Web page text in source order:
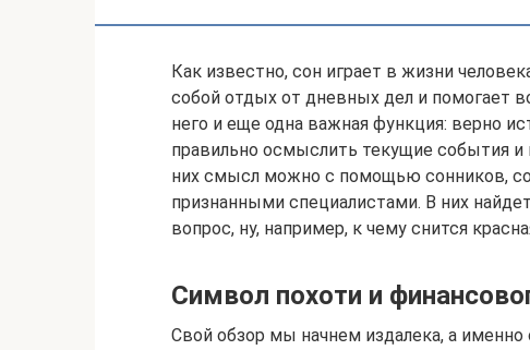
Как известно, сон играет в жизни
собой отдых от дневных дел и помогает
него и еще одна важная функция: верно
правильно осмыслить текущие события
них смысл можно с помощью сонников,
признанными специалистами. В них
вопрос, ну, например, к чему снится
Символ похоти и
Свой обзор мы начнем издалека, а